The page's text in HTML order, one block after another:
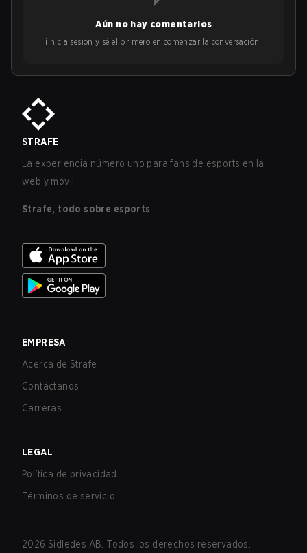
Aún no hay comentarios
¡Inicia sesión y sé el primero en comenzar la conversación!
STRAFE
La experiencia número uno para fans de esports en la
web y móvil.
Strafe, todo sobre esports
EMPRESA
Acerca de Strafe
Contáctanos
Carreras
LEGAL
Política de privacidad
Términos de servicio
2026 Sidledes AB. Todos los derechos reservados.